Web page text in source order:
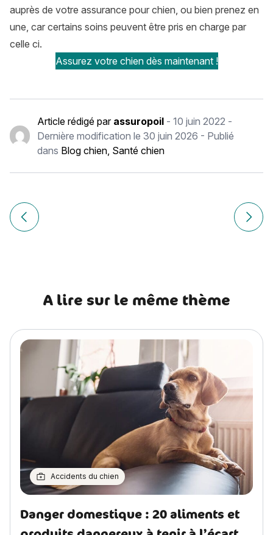
auprès de votre assurance pour chien, ou bien prenez en
une, car certains soins peuvent être pris en charge par
celle ci.
Assurez votre chien dès maintenant !
Article rédigé par assuropoil -10 juin 2022 -
Dernière modification le30 juin 2026 - Publié
dans Blog chien, Santé chien
Navigation
de
Article précédent Opération voile du palais : est-ce Article
A lire sur le même thème
Accidents du chien
Danger domestique : 20 aliments et